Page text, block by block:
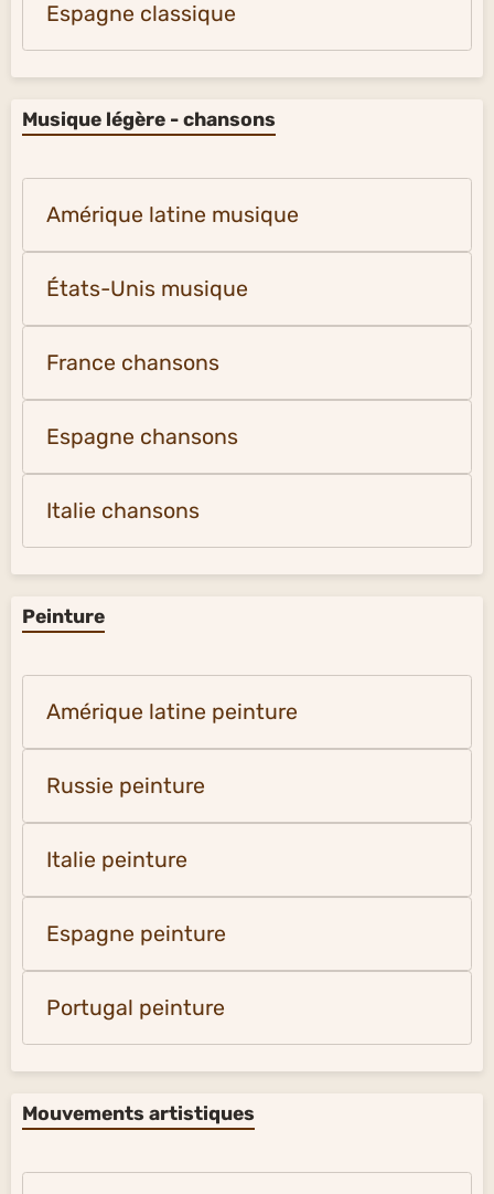
Espagne classique
Musique légère - chansons
Amérique latine musique
États-Unis musique
France chansons
Espagne chansons
Italie chansons
Peinture
Amérique latine peinture
Russie peinture
Italie peinture
Espagne peinture
Portugal peinture
Mouvements artistiques